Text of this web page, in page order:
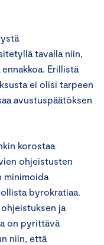
tavalla niin,
Erillistä
ei olisi tarpeen
avustuspäätöksen
korostaa
ohjeistusten
minimoida
byrokratiaa.
ja
on pyrittävä
niin, että